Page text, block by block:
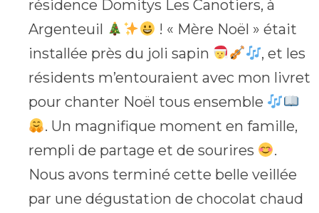
résidence Domitys Les Canotiers, à
Argenteuil
! « Mère Noël » était
installée près du joli sapin
, et les
résidents m’entouraient avec mon livret
pour chanter Noël tous ensemble
. Un magnifique moment en famille,
rempli de partage et de sourires
.
Nous avons terminé cette belle veillée
par une dégustation de chocolat chaud